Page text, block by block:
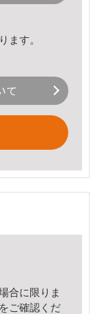
ます。
て
合に限りま
をご確認くだ